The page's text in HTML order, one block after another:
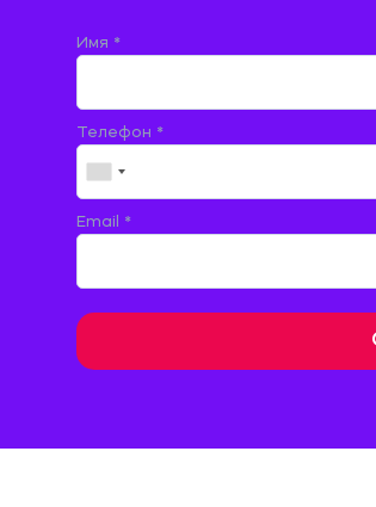
Имя *
Телефон *
Email *